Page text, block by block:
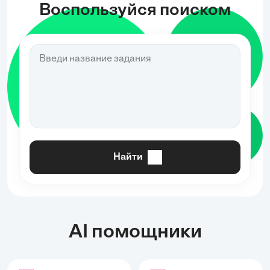
Воспользуйся поиском
Найти
AI помощники